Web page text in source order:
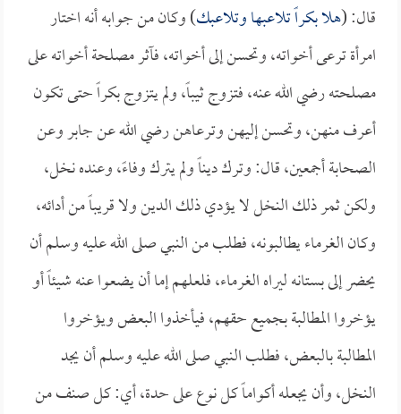
قال: (هلا بكراً تلاعبها وتلاعبك) وكان من جوابه أنه اختار
امرأة ترعى أخواته، وتحسن إلى أخواته، فآثر مصلحة أخواته على
مصلحته رضي الله عنه، فتزوج ثيباً، ولم يتزوج بكراً حتى تكون
أعرف منهن، وتحسن إليهن وترعاهن رضي الله عن جابر وعن
الصحابة أجمعين، قال: وترك ديناً ولم يترك وفاءً، وعنده نخل،
ولكن ثمر ذلك النخل لا يؤدي ذلك الدين ولا قريباً من أدائه،
وكان الغرماء يطالبونه، فطلب من النبي صلى الله عليه وسلم أن
يحضر إلى بستانه ليراه الغرماء، فلعلهم إما أن يضعوا عنه شيئاً أو
يؤخروا المطالبة بجميع حقهم، فيأخذوا البعض ويؤخروا
المطالبة بالبعض، فطلب النبي صلى الله عليه وسلم أن يجد
النخل، وأن يجعله أكواماً كل نوع على حدة، أي: كل صنف من